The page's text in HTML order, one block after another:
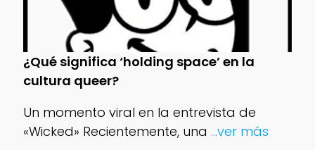
¿Qué significa ‘holding space’ en la
cultura queer?
Un momento viral en la entrevista de
«Wicked» Recientemente, una ...ver más